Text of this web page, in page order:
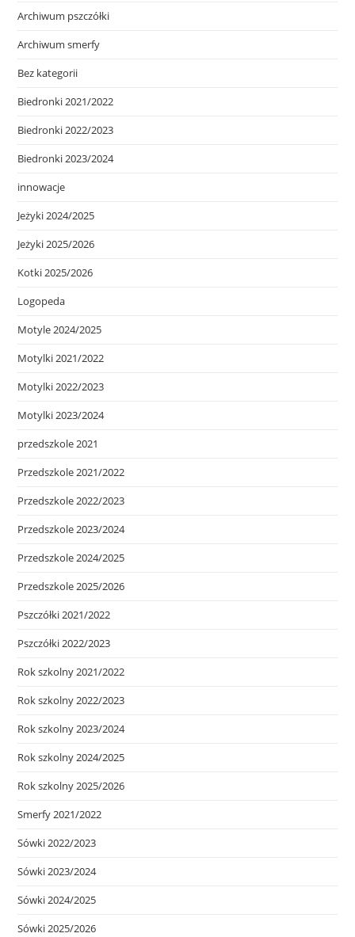
Archiwum pszczółki
Archiwum smerfy
Bez kategorii
Biedronki 2021/2022
Biedronki 2022/2023
Biedronki 2023/2024
innowacje
Jeżyki 2024/2025
Jeżyki 2025/2026
Kotki 2025/2026
Logopeda
Motyle 2024/2025
Motylki 2021/2022
Motylki 2022/2023
Motylki 2023/2024
przedszkole 2021
Przedszkole 2021/2022
Przedszkole 2022/2023
Przedszkole 2023/2024
Przedszkole 2024/2025
Przedszkole 2025/2026
Pszczółki 2021/2022
Pszczółki 2022/2023
Rok szkolny 2021/2022
Rok szkolny 2022/2023
Rok szkolny 2023/2024
Rok szkolny 2024/2025
Rok szkolny 2025/2026
Smerfy 2021/2022
Sówki 2022/2023
Sówki 2023/2024
Sówki 2024/2025
Sówki 2025/2026